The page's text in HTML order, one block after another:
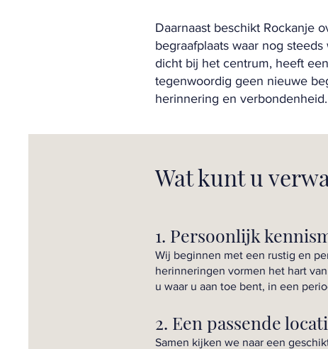
Daarnaast beschikt Rockanje
begraafplaats waar nog
dicht bij het centrum, heeft
tegenwoordig geen nieuwe
herinnering en verbondenheid.
Wat kunt u
1. Persoonlijk
Wij beginnen met een rustig en
herinneringen vormen het hart
u waar u aan toe bent, in een
2. Een passende
Samen kijken we naar een